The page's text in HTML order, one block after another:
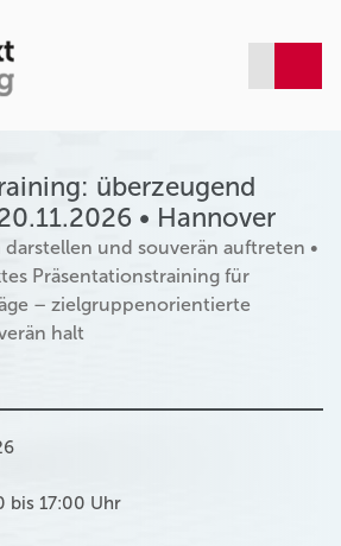
überzeugend
• Hannover
und souverän auftreten •
Präsentationstraining für
– zielgruppenorientierte
halt
bis 17:00 Uhr